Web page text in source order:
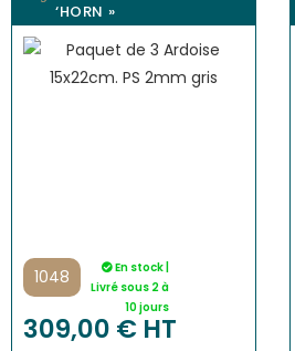
‘HORN »
1048
En stock |
Livré sous 2 à
10 jours
309,00 € HT